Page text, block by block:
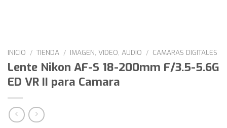
INICIO / TIENDA / IMAGEN, VIDEO, AUDIO / CAMARAS DIGITALES
Lente Nikon AF-S 18-200mm F/3.5-5.6G
ED VR II para Camara